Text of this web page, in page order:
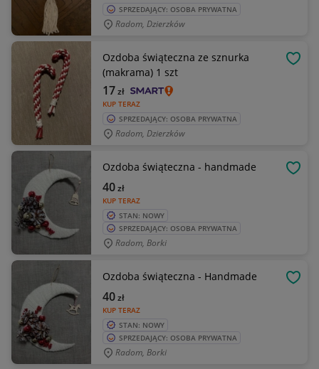
SPRZEDAJĄCY: OSOBA PRYWATNA
Radom, Dzierzków
Ozdoba świąteczna ze sznurka
(makrama) 1 szt
KUP TERAZ
17zł
SPRZEDAJĄCY: OSOBA PRYWATNA
Radom, Dzierzków
Ozdoba świąteczna - handmade
KUP TERAZ
40zł
STAN: NOWY
SPRZEDAJĄCY: OSOBA PRYWATNA
Radom, Borki
Ozdoba świąteczna - Handmade
KUP TERAZ
40zł
STAN: NOWY
SPRZEDAJĄCY: OSOBA PRYWATNA
Radom, Borki